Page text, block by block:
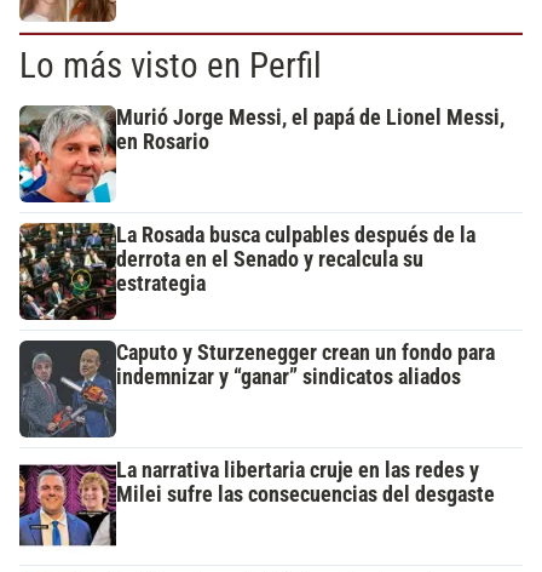
Lo más visto en Perfil
Murió Jorge Messi, el papá de Lionel Messi,
en Rosario
La Rosada busca culpables después de la
derrota en el Senado y recalcula su
estrategia
Caputo y Sturzenegger crean un fondo para
indemnizar y “ganar” sindicatos aliados
La narrativa libertaria cruje en las redes y
Milei sufre las consecuencias del desgaste